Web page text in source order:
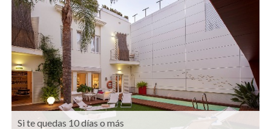
Si te quedas 10 días o más